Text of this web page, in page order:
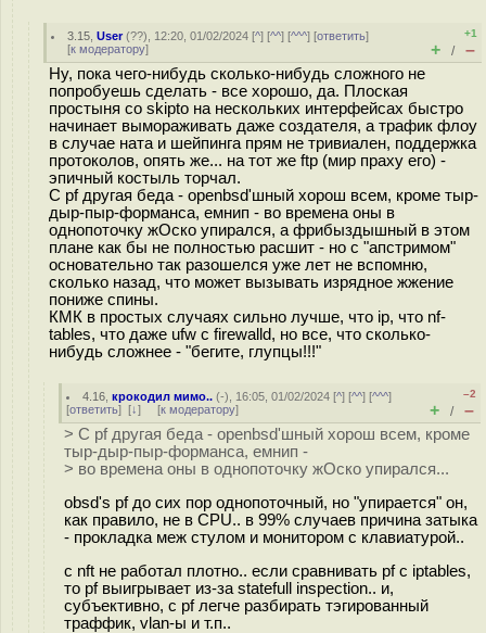
3.15 ,User(??), 12:20, 01/02/2024 [^] [^^] [^^^] [ответить]
[к модератору]
+1
+ / –
Ну, пока чего-нибудь сколько-нибудь сложного не
попробуешь сделать - все хорошо, да. Плоская
простыня со skipto на нескольких интерфейсах быстро
начинает вымораживать даже создателя, а трафик флоу
в случае ната и шейпинга прям не тривиален, поддержка
протоколов, опять же... на тот же ftp (мир праху его) -
эпичный костыль торчал.
С pf другая беда - openbsd'шный хорош всем, кроме тыр-
дыр-пыр-форманса, емнип - во времена оны в
однопоточку жОско упирался, а фрибыздышный в этом
плане как бы не полностью расшит - но с "апстримом"
основательно так разошелся уже лет не вспомню,
сколько назад, что может вызывать изрядное жжение
пониже спины.
КМК в простых случаях сильно лучше, что ip, что nf-
tables, что даже ufw с firewalld, но все, что сколько-
нибудь сложнее - "бегите, глупцы!!!"
4.16 ,крокодил мимо.. (-), 16:05, 01/02/2024 [^] [^^] [^^^]
[ответить] [↓] [к модератору]
–2
+ / –
> С pf другая беда - openbsd'шный хорош всем, кроме
тыр-дыр-пыр-форманса, емнип -
> во времена оны в однопоточку жОско упирался...
obsd's pf до сих пор однопоточный, но "упирается" он,
как правило, не в CPU.. в 99% случаев причина затыка
- прокладка меж стулом и монитором с клавиатурой..
c nft не работал плотно.. если сравнивать pf с iptables,
то pf выигрывает из-за statefull inspection.. и,
субъективно, с pf легче разбирать тэгированный
траффик, vlan-ы и т.п..